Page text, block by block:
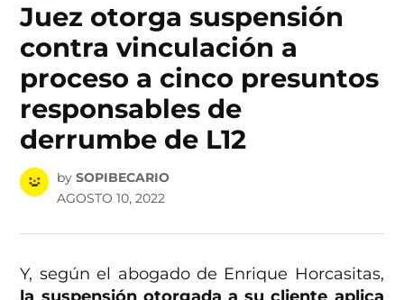
Juez otorga suspensión
contra vinculación a
proceso a cinco presuntos
responsables de
derrumbe de L12
by SOPIBECARIO
AGOSTO 10, 2022
Y, según el abogado de Enrique Horcasitas,